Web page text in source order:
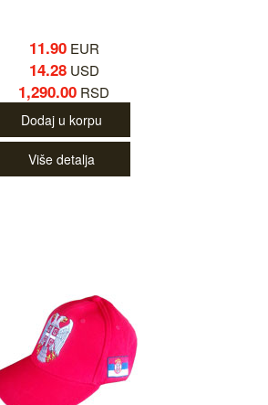
11.90EUR
14.28USD
1,290.00 RSD
Dodaj u korpu
Više detalja